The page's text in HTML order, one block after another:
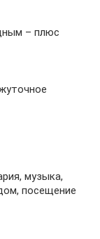
– плюс
музыка,
посещение